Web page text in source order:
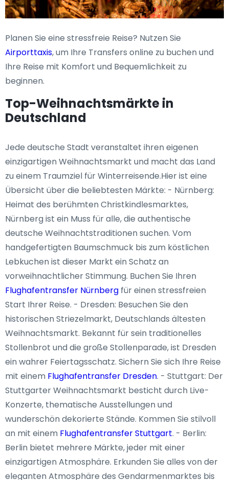
Planen Sie eine stressfreie Reise? Nutzen Sie
Airporttaxis, um Ihre Transfers online zu buchen und
Ihre Reise mit Komfort und Bequemlichkeit zu
beginnen.
Top-Weihnachtsmärkte in
Deutschland
Jede deutsche Stadt veranstaltet ihren eigenen
einzigartigen Weihnachtsmarkt und macht das Land
zu einem Traumziel für Winterreisende.Hier ist eine
Übersicht über die beliebtesten Märkte: - Nürnberg:
Heimat des berühmten Christkindlesmarktes,
Nürnberg ist ein Muss für alle, die authentische
deutsche Weihnachtstraditionen suchen. Vom
handgefertigten Baumschmuck bis zum köstlichen
Lebkuchen ist dieser Markt ein Schatz an
vorweihnachtlicher Stimmung. Buchen Sie Ihren
Flughafentransfer Nürnberg für einen stressfreien
Start Ihrer Reise. - Dresden: Besuchen Sie den
historischen Striezelmarkt, Deutschlands ältesten
Weihnachtsmarkt. Bekannt für sein traditionelles
Stollenbrot und die große Stollenparade, ist Dresden
ein wahrer Feiertagsschatz. Sichern Sie sich Ihre Reise
mit einem Flughafentransfer Dresden. - Stuttgart: Der
Stuttgarter Weihnachtsmarkt besticht durch Live-
Konzerte, thematische Ausstellungen und
wunderschön dekorierte Stände. Kommen Sie stilvoll
an mit einem Flughafentransfer Stuttgart. - Berlin:
Berlin bietet mehrere Märkte, jeder mit einer
einzigartigen Atmosphäre. Erkunden Sie alles von der
eleganten Atmosphäre des Gendarmenmarktes bis